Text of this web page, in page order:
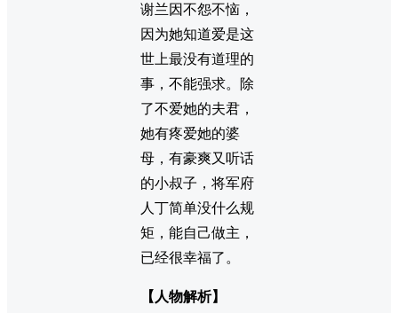
谢兰因不怨不恼，
因为她知道爱是这
世上最没有道理的
事，不能强求。除
了不爱她的夫君，
她有疼爱她的婆
母，有豪爽又听话
的小叔子，将军府
人丁简单没什么规
矩，能自己做主，
已经很幸福了。
【人物解析】